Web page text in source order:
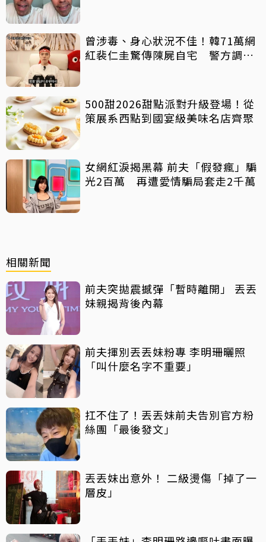
曾涉毒、身心狀況不佳！韓71萬網
紅裴仁圭驚傳陳屍自宅 警方調查
500甜2026甜點派對升級登場！從
策展系西點到國宴級美味名店齊聚
女網紅淚揭黑幕 前夫「假發瘋」騙
光2百萬 再遭愛情騙局套走2千萬
相關新聞
前夫突拋震撼彈「暫時離開」 丟丟
妹親揭背後內幕
前夫揮別丟丟妹粉專 李明珊曬照
「叫什麼名字不重要」
扛不住了！丟丟妹前夫告別官方粉
絲團「最後發文」
丟丟妹出意外！ 二級燙傷「掉了一
層皮」